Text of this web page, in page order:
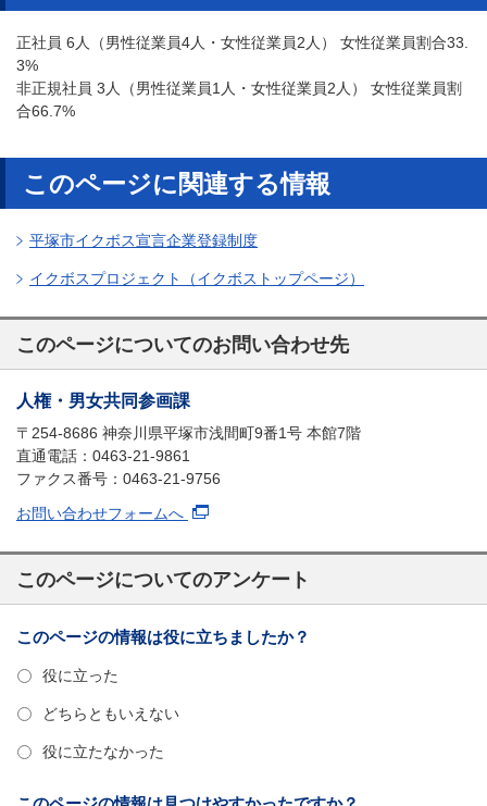
正社員 6人（男性従業員4人・女性従業員2人） 女性従業員割合33.
3%
非正規社員 3人（男性従業員1人・女性従業員2人） 女性従業員割
合66.7%
このページに関連する情報
平塚市イクボス宣言企業登録制度
イクボスプロジェクト（イクボストップページ）
このページについてのお問い合わせ先
人権・男女共同参画課
〒254-8686 神奈川県平塚市浅間町9番1号 本館7階
直通電話：0463-21-9861
ファクス番号：0463-21-9756
お問い合わせフォームへ
このページについてのアンケート
このページの情報は役に立ちましたか？
役に立った
どちらともいえない
役に立たなかった